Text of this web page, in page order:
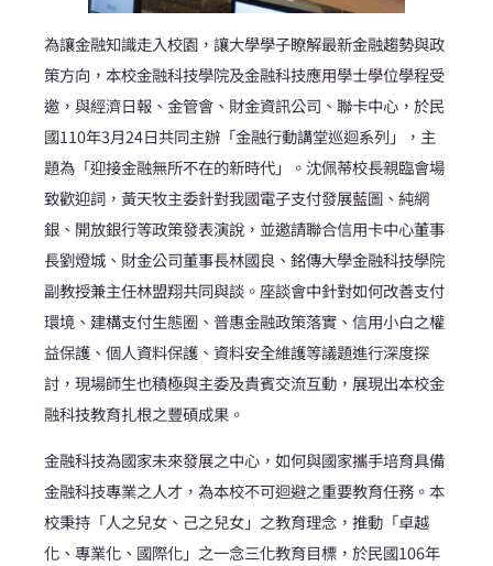
為讓金融知識走入校園，讓大學學子瞭解最新金融趨勢與政
策方向，本校金融科技學院及金融科技應用學士學位學程受
邀，與經濟日報、金管會、財金資訊公司、聯卡中心，於民
國110年3月24日共同主辦「金融行動講堂巡迴系列」，主
題為「迎接金融無所不在的新時代」。沈佩蒂校長親臨會場
致歡迎詞，黃天牧主委針對我國電子支付發展藍圖、純網
銀、開放銀行等政策發表演說，並邀請聯合信用卡中心董事
長劉燈城、財金公司董事長林國良、銘傳大學金融科技學院
副教授兼主任林盟翔共同與談。座談會中針對如何改善支付
環境、建構支付生態圈、普惠金融政策落實、信用小白之權
益保護、個人資料保護、資料安全維護等議題進行深度探
討，現場師生也積極與主委及貴賓交流互動，展現出本校金
融科技教育扎根之豐碩成果。
金融科技為國家未來發展之中心，如何與國家攜手培育具備
金融科技專業之人才，為本校不可迴避之重要教育任務。本
校秉持「人之兒女、己之兒女」之教育理念，推動「卓越
化、專業化、國際化」之一念三化教育目標，於民國106年